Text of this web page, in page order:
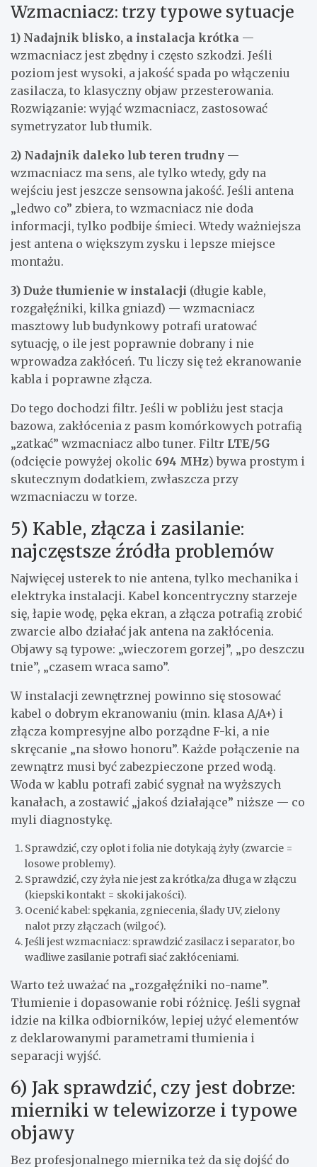
Wzmacniacz: trzy typowe sytuacje
1) Nadajnik blisko, a instalacja krótka —
wzmacniacz jest zbędny i często szkodzi. Jeśli
poziom jest wysoki, a jakość spada po włączeniu
zasilacza, to klasyczny objaw przesterowania.
Rozwiązanie: wyjąć wzmacniacz, zastosować
symetryzator lub tłumik.
2) Nadajnik daleko lub teren trudny —
wzmacniacz ma sens, ale tylko wtedy, gdy na
wejściu jest jeszcze sensowna jakość. Jeśli antena
„ledwo co” zbiera, to wzmacniacz nie doda
informacji, tylko podbije śmieci. Wtedy ważniejsza
jest antena o większym zysku i lepsze miejsce
montażu.
3) Duże tłumienie w instalacji (długie kable,
rozgałęźniki, kilka gniazd) — wzmacniacz
masztowy lub budynkowy potrafi uratować
sytuację, o ile jest poprawnie dobrany i nie
wprowadza zakłóceń. Tu liczy się też ekranowanie
kabla i poprawne złącza.
Do tego dochodzi filtr. Jeśli w pobliżu jest stacja
bazowa, zakłócenia z pasm komórkowych potrafią
„zatkać” wzmacniacz albo tuner. Filtr LTE/5G
(odcięcie powyżej okolic 694 MHz) bywa prostym i
skutecznym dodatkiem, zwłaszcza przy
wzmacniaczu w torze.
5) Kable, złącza i zasilanie:
najczęstsze źródła problemów
Najwięcej usterek to nie antena, tylko mechanika i
elektryka instalacji. Kabel koncentryczny starzeje
się, łapie wodę, pęka ekran, a złącza potrafią zrobić
zwarcie albo działać jak antena na zakłócenia.
Objawy są typowe: „wieczorem gorzej”, „po deszczu
tnie”, „czasem wraca samo”.
W instalacji zewnętrznej powinno się stosować
kabel o dobrym ekranowaniu (min. klasa A/A+) i
złącza kompresyjne albo porządne F-ki, a nie
skręcanie „na słowo honoru”. Każde połączenie na
zewnątrz musi być zabezpieczone przed wodą.
Woda w kablu potrafi zabić sygnał na wyższych
kanałach, a zostawić „jakoś działające” niższe — co
myli diagnostykę.
Sprawdzić, czy oplot i folia nie dotykają żyły (zwarcie =
losowe problemy).
Sprawdzić, czy żyła nie jest za krótka/za długa w złączu
(kiepski kontakt = skoki jakości).
Ocenić kabel: spękania, zgniecenia, ślady UV, zielony
nalot przy złączach (wilgoć).
Jeśli jest wzmacniacz: sprawdzić zasilacz i separator, bo
wadliwe zasilanie potrafi siać zakłóceniami.
Warto też uważać na „rozgałęźniki no-name”.
Tłumienie i dopasowanie robi różnicę. Jeśli sygnał
idzie na kilka odbiorników, lepiej użyć elementów
z deklarowanymi parametrami tłumienia i
separacji wyjść.
6) Jak sprawdzić, czy jest dobrze:
mierniki w telewizorze i typowe
objawy
Bez profesjonalnego miernika też da się dojść do